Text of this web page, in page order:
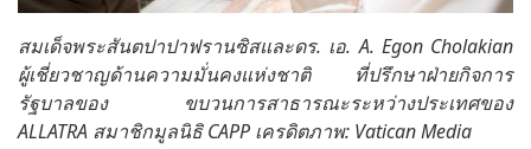
สมเด็จพระสันตปาปาฟรานซิสและดร. เอ. A. Egon Cholakian
ผู้เชี่ยวชาญด้านความมั่นคงแห่งชาติ ที่ปรึกษาฝ่ายกิจการ
รัฐบาลของ ขบวนการสาธารณะระหว่างประเทศของ
ALLATRA สมาชิกมูลนิธิ CAPP เครดิตภาพ: Vatican Media